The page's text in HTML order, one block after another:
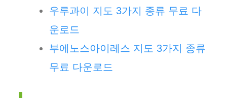
우루과이 지도 3가지 종류 무료 다
운로드
부에노스아이레스 지도 3가지 종류
무료 다운로드